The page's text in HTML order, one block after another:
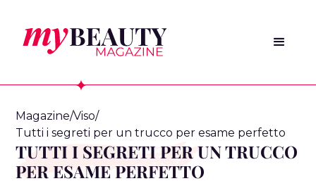
Magazine/Viso/
Tutti i segreti per un trucco per esame perfetto
TUTTI I SEGRETI PER UN TRUCCO
PER ESAME PERFETTO